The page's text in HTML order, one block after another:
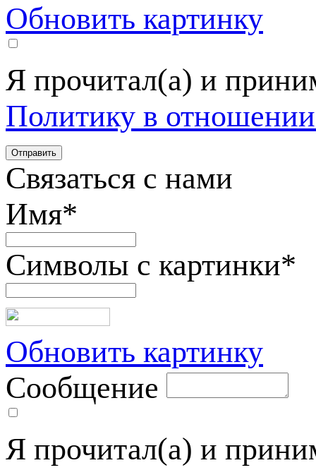
Обновить картинку
Я прочитал(а) и
Политику в
Связаться с нами
Имя*
Символы с картинки*
Обновить картинку
Сообщение
Я прочитал(а) и